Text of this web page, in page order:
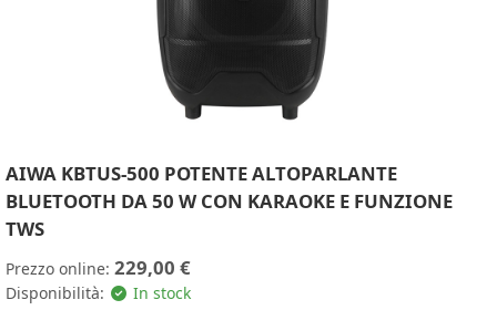
AIWA KBTUS-500 POTENTE ALTOPARLANTE
BLUETOOTH DA 50 W CON KARAOKE E FUNZIONE
TWS
Prezzo online: 229,00 €
Disponibilità: In stock